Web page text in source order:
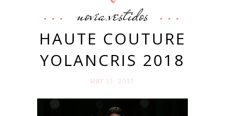
novia,vestidos
HAUTE COUTURE
YOLANCRIS 2018
MAY 11. 2017